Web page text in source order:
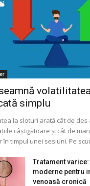
simplu
la sloturi arată cât de des
câștigătoare și cât de
în timpul unei sesiuni. Pe
Tratament
moderne pentru
venoasă cronică